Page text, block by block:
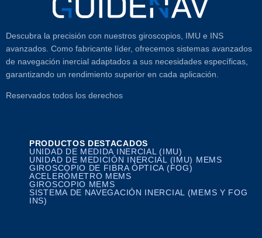
Descubra la precisión con nuestros giroscopios, IMU e INS
avanzados. Como fabricante líder, ofrecemos sistemas avanzados
de navegación inercial adaptados a sus necesidades específicas,
garantizando un rendimiento superior en cada aplicación.
Reservados todos los derechos
PRODUCTOS DESTACADOS
UNIDAD DE MEDIDA INERCIAL (IMU)
UNIDAD DE MEDICIÓN INERCIAL (IMU) MEMS
GIROSCOPIO DE FIBRA ÓPTICA (FOG)
ACELERÓMETRO MEMS
GIROSCOPIO MEMS
SISTEMA DE NAVEGACIÓN INERCIAL (MEMS Y FOG
INS)